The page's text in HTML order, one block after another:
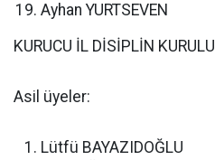
Ayhan YURTSEVEN
KURUCU İL DİSİPLİN KURULU
Asil üyeler:
Lütfü BAYAZIDOĞLU